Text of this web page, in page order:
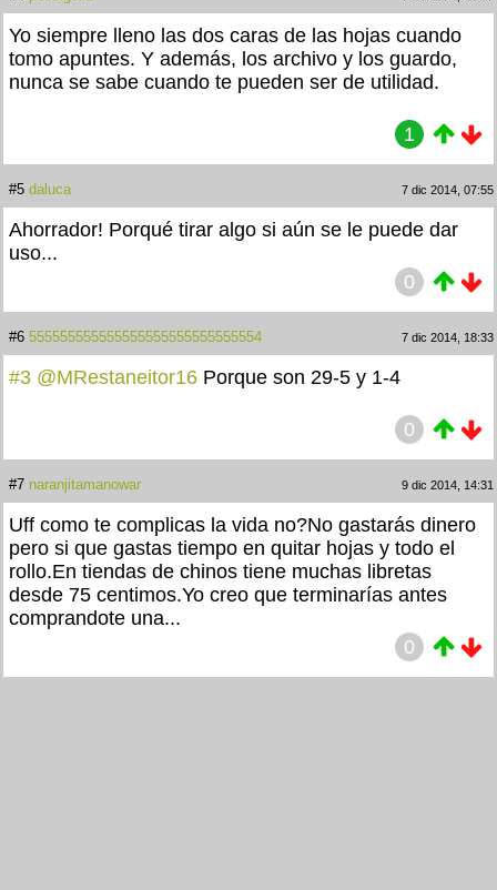
Yo siempre lleno las dos caras de las hojas cuando
tomo apuntes. Y además, los archivo y los guardo,
nunca se sabe cuando te pueden ser de utilidad.
1
#5 daluca 7 dic 2014, 07:55
Ahorrador! Porqué tirar algo si aún se le puede dar
uso...
0
#6 555555555555555555555555555554 7 dic 2014, 18:33
#3 @MRestaneitor16 Porque son 29-5 y 1-4
0
#7 naranjitamanowar 9 dic 2014, 14:31
Uff como te complicas la vida no?No gastarás dinero
pero si que gastas tiempo en quitar hojas y todo el
rollo.En tiendas de chinos tiene muchas libretas
desde 75 centimos.Yo creo que terminarías antes
comprandote una...
0